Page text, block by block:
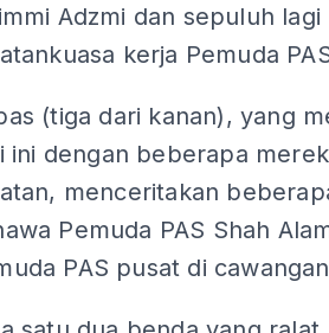
Adzmi dan sepuluh
kerja Pemuda
(tiga dari kanan), yang
ini dengan beberapa
menceritakan
Pemuda PAS Shah
PAS pusat di